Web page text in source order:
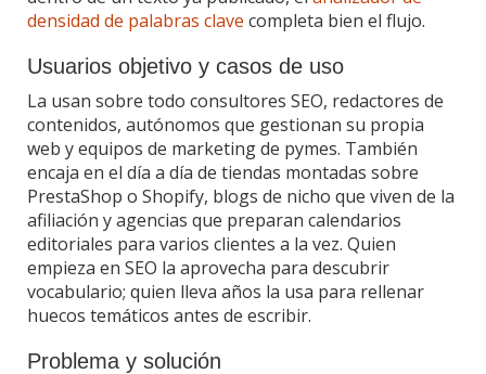
densidad de palabras clave completa bien el flujo.
Usuarios objetivo y casos de uso
La usan sobre todo consultores SEO, redactores de
contenidos, autónomos que gestionan su propia
web y equipos de marketing de pymes. También
encaja en el día a día de tiendas montadas sobre
PrestaShop o Shopify, blogs de nicho que viven de la
afiliación y agencias que preparan calendarios
editoriales para varios clientes a la vez. Quien
empieza en SEO la aprovecha para descubrir
vocabulario; quien lleva años la usa para rellenar
huecos temáticos antes de escribir.
Problema y solución